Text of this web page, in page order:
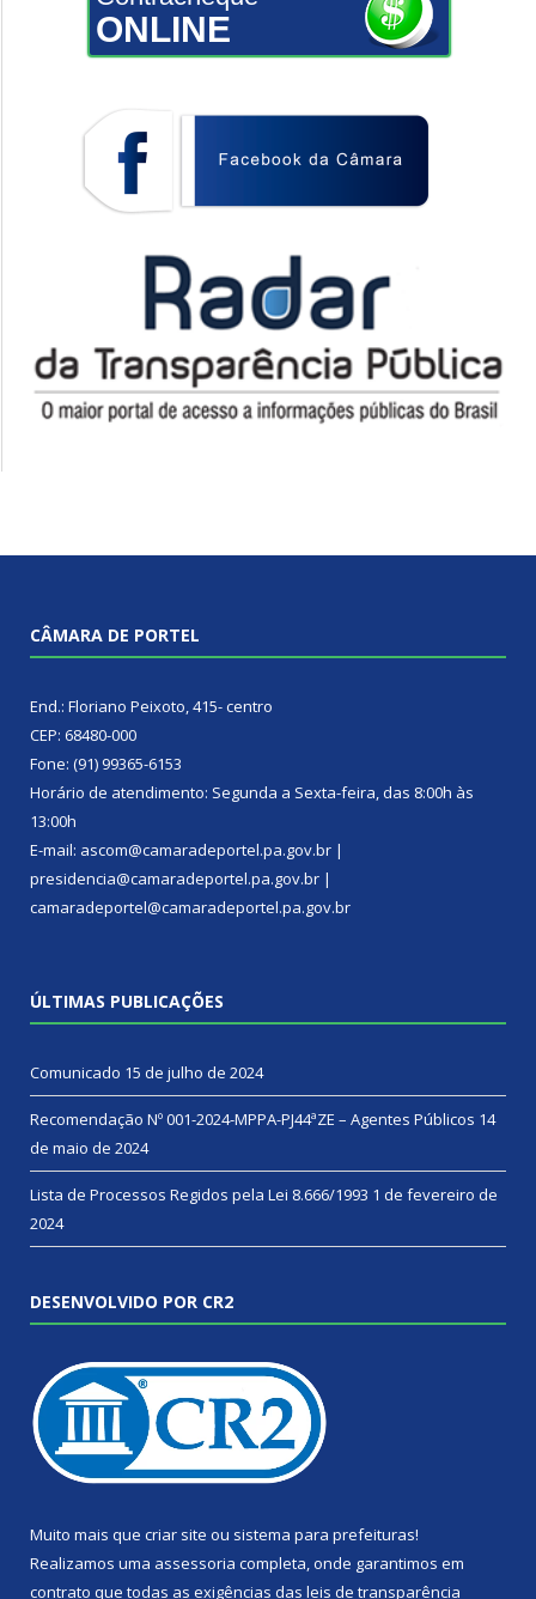
ONLINE
CÂMARA DE PORTEL
End.: Floriano Peixoto, 415- centro
CEP: 68480-000
Fone: (91) 99365-6153
Horário de atendimento: Segunda a Sexta-feira, das 8:00h às
13:00h
E-mail: ascom@camaradeportel.pa.gov.br |
presidencia@camaradeportel.pa.gov.br |
camaradeportel@camaradeportel.pa.gov.br
ÚLTIMAS PUBLICAÇÕES
Comunicado 15 de julho de 2024
Recomendação Nº 001-2024-MPPA-PJ44ªZE – Agentes Públicos 14
de maio de 2024
Lista de Processos Regidos pela Lei 8.666/1993 1 de fevereiro de
2024
DESENVOLVIDO POR CR2
Muito mais que criar site ou sistema para prefeituras!
Realizamos uma assessoria completa, onde garantimos em
contrato que todas as exigências das leis de transparência